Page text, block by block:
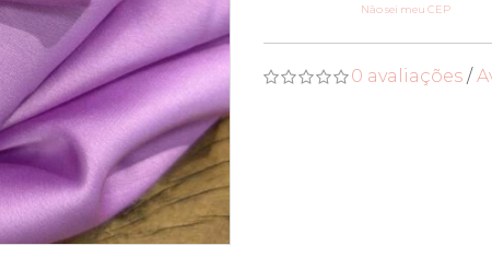
Não sei meu CEP
0 avaliações /